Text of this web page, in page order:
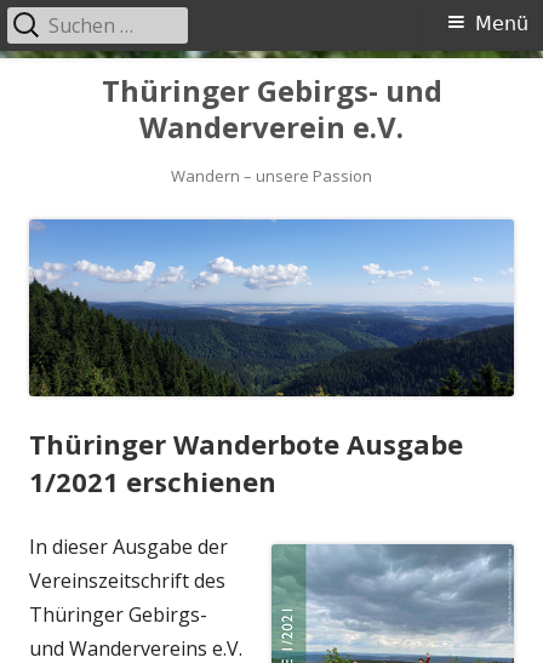
Thüringer Gebirgs- und
Wanderverein e.V.
Wandern – unsere Passion
Primäres
Menü
Suchen
nach:
Thüringer Wanderbote Ausgabe
1/2021 erschienen
In dieser Ausgabe der
Vereinszeitschrift des
Thüringer Gebirgs-
und Wandervereins e.V.